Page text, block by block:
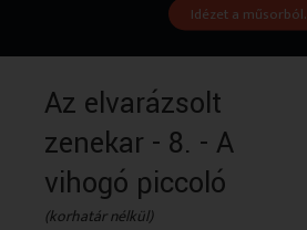
Idézet a műsorból.
Az elvarázsolt
zenekar - 8. - A
vihogó piccoló
(korhatár nélkül)